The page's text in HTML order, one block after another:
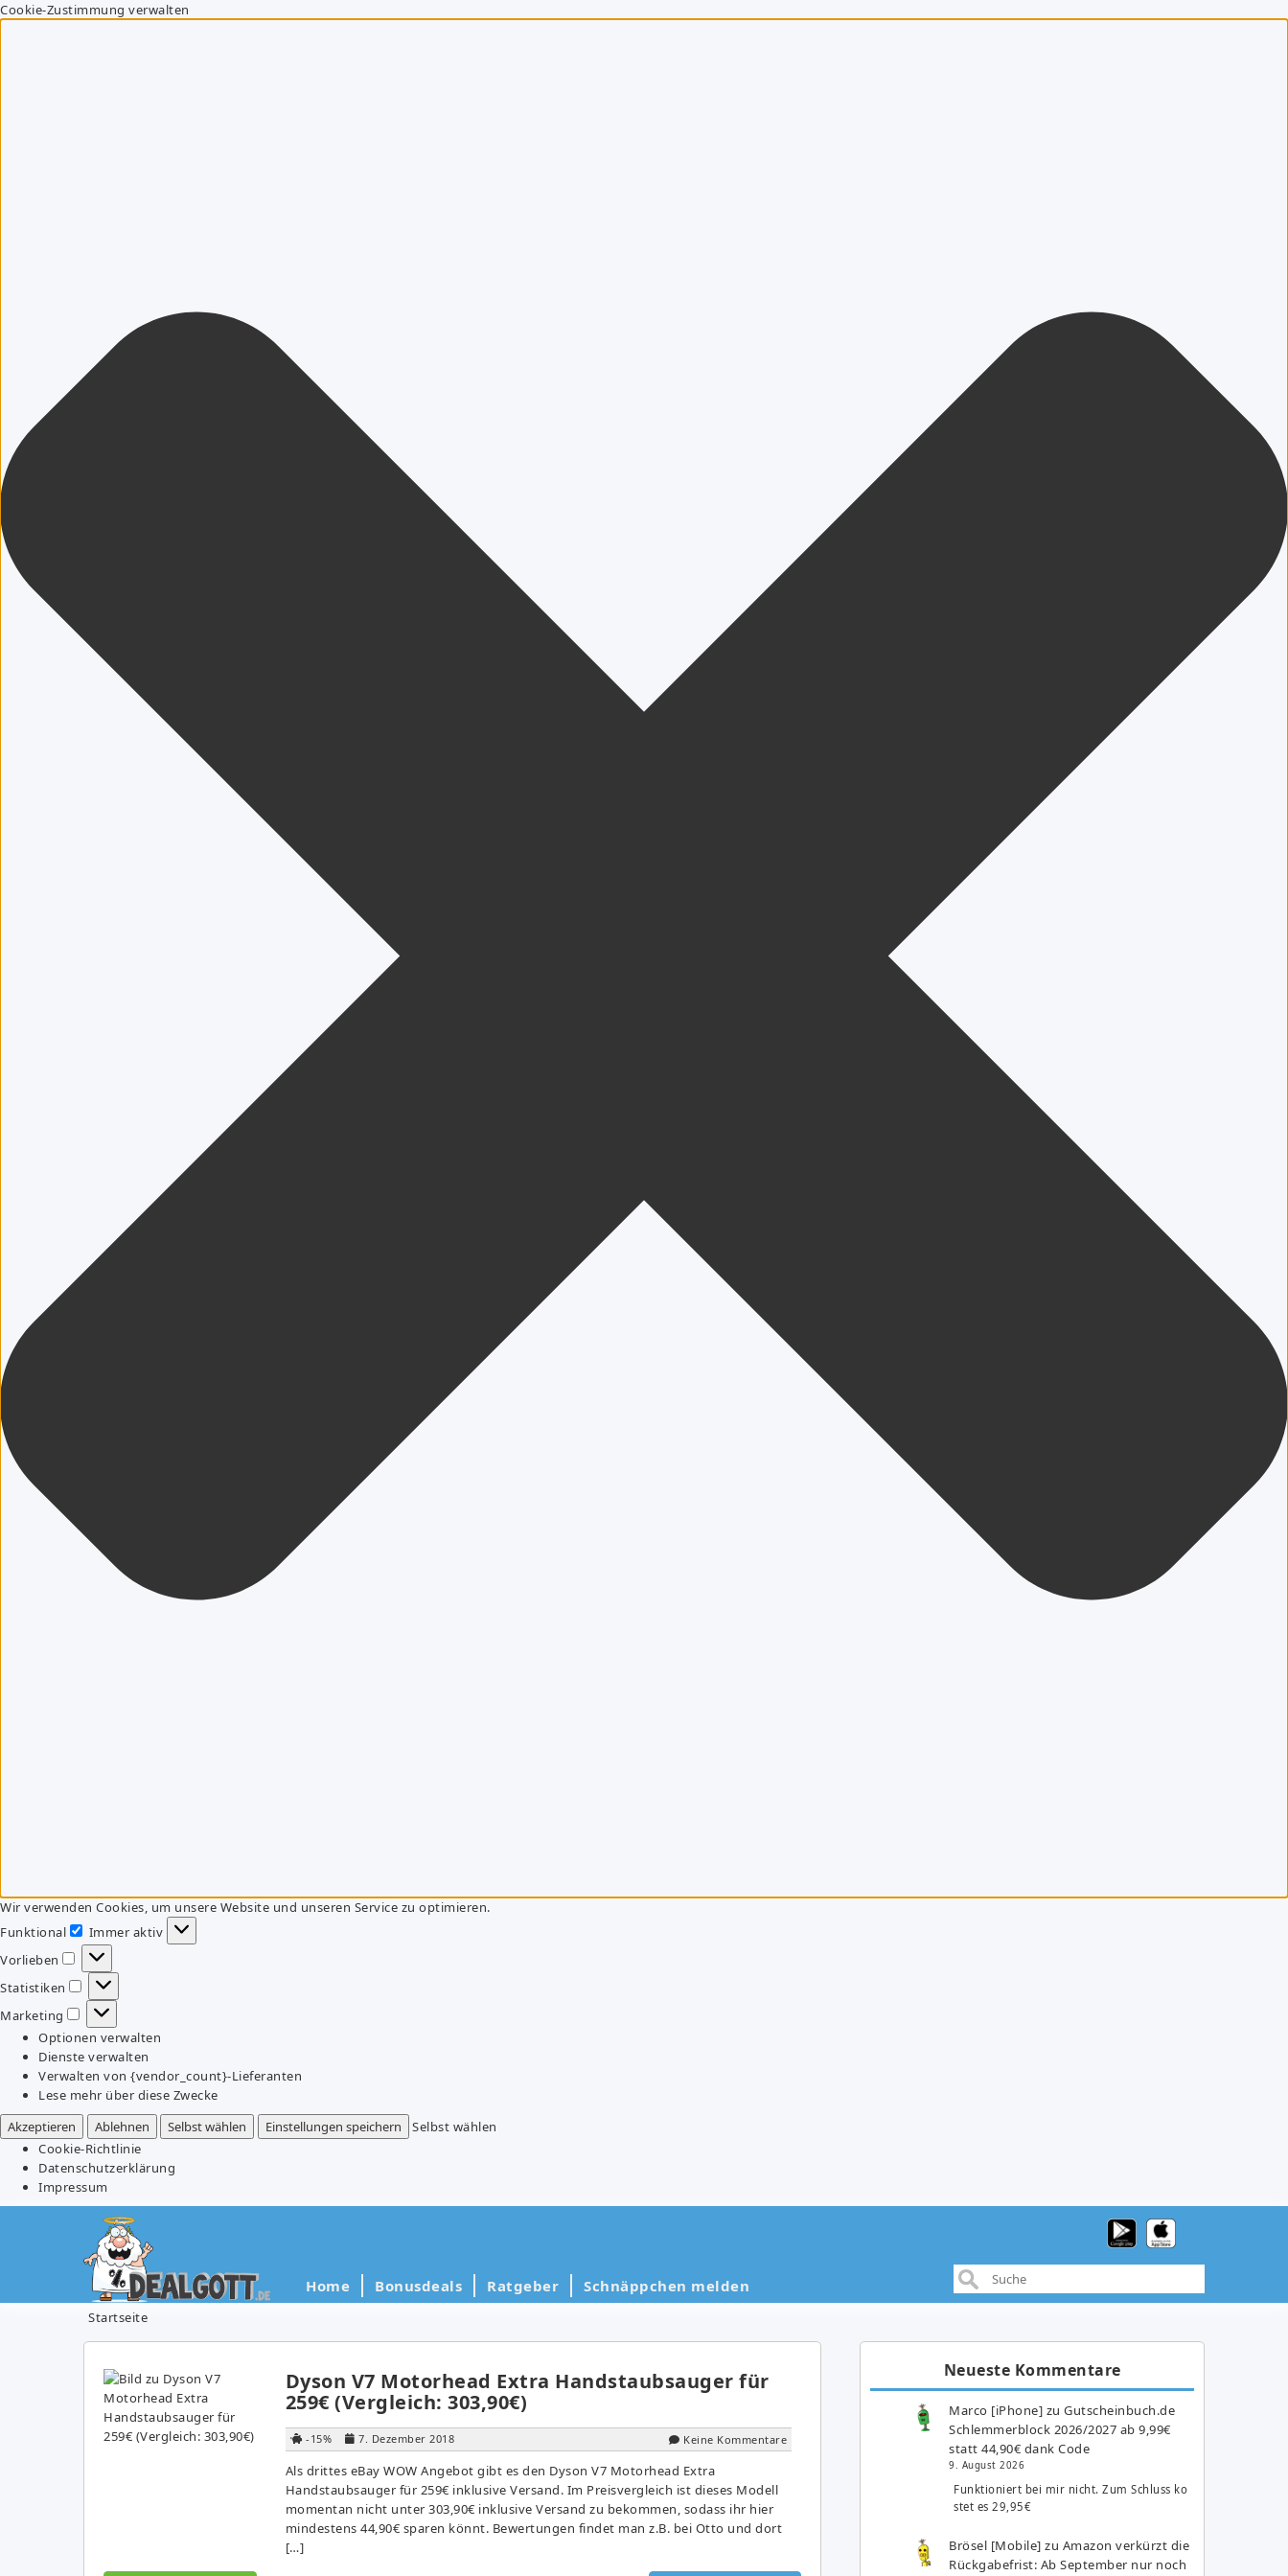
Cookie-Zustimmung verwalten
Wir verwenden Cookies, um unsere Website und unseren Service zu optimieren.
Funktional
Funktional
Immer aktiv
Vorlieben
Vorlieben
Statistiken
Statistiken
Marketing
Marketing
Optionen verwalten
Dienste verwalten
Verwalten von {vendor_count}-Lieferanten
Lese mehr über diese Zwecke
Akzeptieren
Ablehnen Selbst wählen Einstellungen speichern
Selbst wählen
Cookie-Richtlinie
Datenschutzerklärung
Impressum
Home Bonusdeals Ratgeber Schnäppchen melden
Startseite
Dyson V7 Motorhead Extra Handstaubsauger für
259€ (Vergleich: 303,90€)
-15% 7. Dezember 2018 Keine Kommentare
Als drittes eBay WOW Angebot gibt es den Dyson V7 Motorhead Extra
Handstaubsauger für 259€ inklusive Versand. Im Preisvergleich ist dieses Modell
momentan nicht unter 303,90€ inklusive Versand zu bekommen, sodass ihr hier
mindestens 44,90€ sparen könnt. Bewertungen findet man z.B. bei Otto und dort
[…]
Neueste Kommentare
Marco [iPhone] zuGutscheinbuch.de
Schlemmerblock 2026/2027 ab 9,99€
statt 44,90€ dank Code
9. August 2026
Funktioniert bei mir nicht. Zum Schluss ko
stet es 29,95€
Brösel [Mobile] zu Amazon verkürzt die
Rückgabefrist: Ab September nur noch